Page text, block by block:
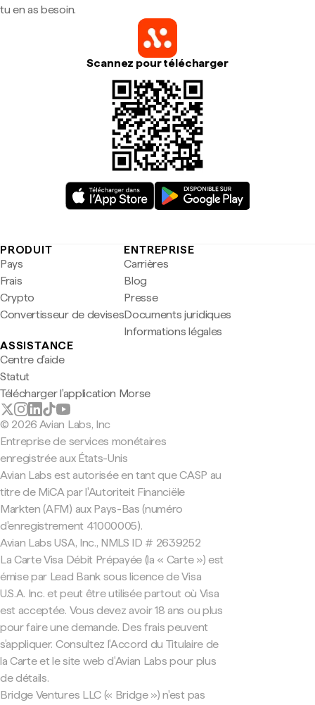
tu en as besoin.
Scannez pour télécharger
PRODUIT
Pays
Frais
Crypto
Convertisseur de devises
ENTREPRISE
Carrières
Blog
Presse
Documents juridiques
Informations légales
ASSISTANCE
Centre d'aide
Statut
Télécharger l'application Morse
© 2026 Avian Labs, Inc
Entreprise de services monétaires
enregistrée aux États-Unis
Avian Labs est autorisée en tant que CASP au
titre de MiCA par l'Autoriteit Financiële
Markten (AFM) aux Pays-Bas (numéro
d'enregistrement 41000005).
Avian Labs USA, Inc., NMLS ID # 2639252
La Carte Visa Débit Prépayée (la « Carte ») est
émise par Lead Bank sous licence de Visa
U.S.A. Inc. et peut être utilisée partout où Visa
est acceptée. Vous devez avoir 18 ans ou plus
pour faire une demande. Des frais peuvent
s'appliquer. Consultez l'Accord du Titulaire de
la Carte et le site web d'Avian Labs pour plus
de détails.
Bridge Ventures LLC (« Bridge ») n'est pas